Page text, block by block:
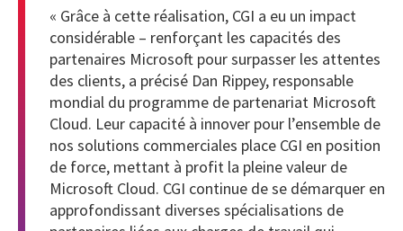
« Grâce à cette réalisation, CGI a eu un impact
considérable – renforçant les capacités des
partenaires Microsoft pour surpasser les attentes
des clients, a précisé Dan Rippey, responsable
mondial du programme de partenariat Microsoft
Cloud. Leur capacité à innover pour l’ensemble de
nos solutions commerciales place CGI en position
de force, mettant à profit la pleine valeur de
Microsoft Cloud. CGI continue de se démarquer en
approfondissant diverses spécialisations de